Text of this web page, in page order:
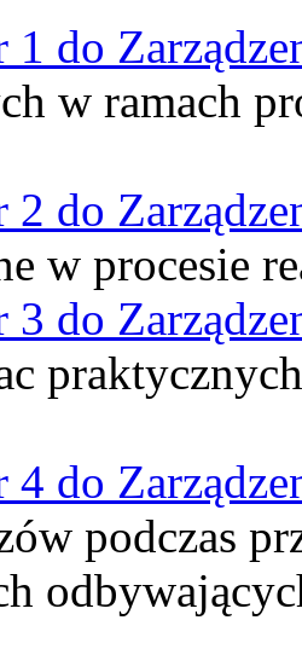
1 do
w ramach
2 do
w procesie
3 do
4 do
podczas